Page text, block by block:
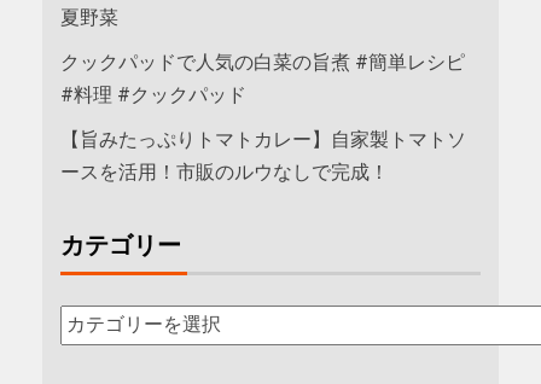
夏野菜
クックパッドで人気の白菜の旨煮 #簡単レシピ
#料理 #クックパッド
【旨みたっぷりトマトカレー】自家製トマトソ
ースを活用！市販のルウなしで完成！
カテゴリー